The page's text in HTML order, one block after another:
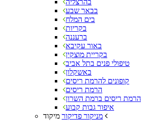
בהרצליה
בבאר שבע
בים המלח
בקריות
ברעננה
באור עקיבא
בקריית מוצקין
טיפולי פנים בתל אביב
באשקלון
קופונים להרמת ריסים
הרמת ריסים
הרמת ריסים ברמת השרון
איפור גבות קבוע
מניקור פדיקור